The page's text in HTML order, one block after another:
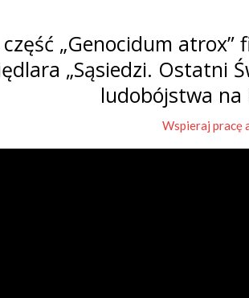
„Genocidum atrox”
„Sąsiedzi. Ostatni
ludobójstwa na
Wspieraj pracę